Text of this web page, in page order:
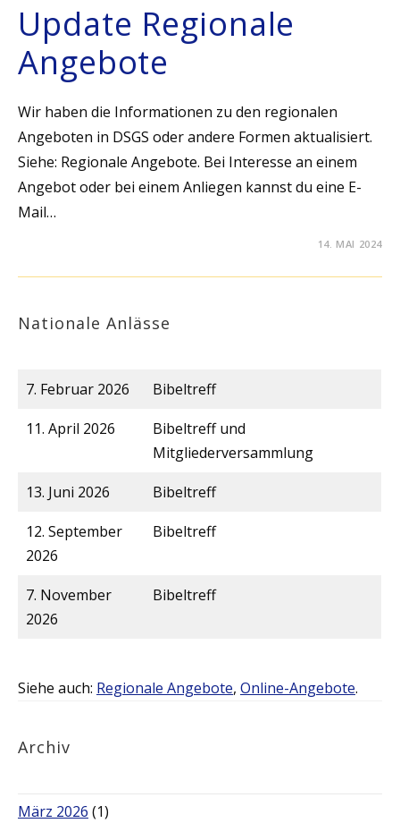
Update Regionale
Angebote
Wir haben die Informationen zu den regionalen
Angeboten in DSGS oder andere Formen aktualisiert.
Siehe: Regionale Angebote. Bei Interesse an einem
Angebot oder bei einem Anliegen kannst du eine E-
Mail…
14. MAI 2024
Nationale Anlässe
7. Februar 2026
Bibeltreff
11. April 2026
Bibeltreff und
Mitgliederversammlung
13. Juni 2026
Bibeltreff
12. September
2026
Bibeltreff
7. November
2026
Bibeltreff
Siehe auch: Regionale Angebote, Online-Angebote.
Archiv
März 2026 (1)